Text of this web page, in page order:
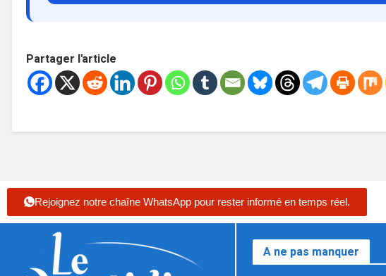
Partager l'article
Rejoignez notre chaîne WhatsApp pour rester informé en temps réel.
A ne pas manquer